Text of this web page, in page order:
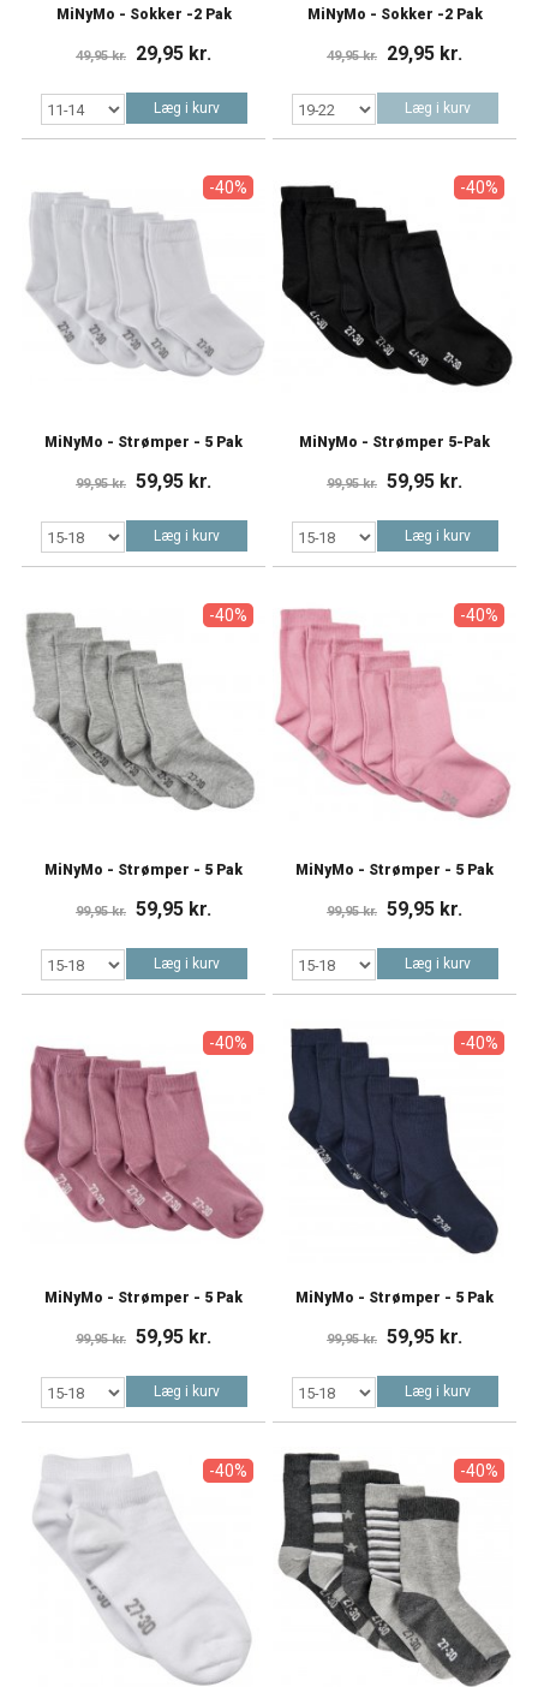
MiNyMo - Sokker -2 Pak
49,95 kr. 29,95 kr.
Læg i kurv
MiNyMo - Sokker -2 Pak
49,95 kr. 29,95 kr.
Læg i kurv
-40%
MiNyMo - Strømper - 5 Pak
99,95 kr. 59,95 kr.
Læg i kurv
-40%
MiNyMo - Strømper 5-Pak
99,95 kr. 59,95 kr.
Læg i kurv
-40%
MiNyMo - Strømper - 5 Pak
99,95 kr. 59,95 kr.
Læg i kurv
-40%
MiNyMo - Strømper - 5 Pak
99,95 kr. 59,95 kr.
Læg i kurv
-40%
MiNyMo - Strømper - 5 Pak
99,95 kr. 59,95 kr.
Læg i kurv
-40%
MiNyMo - Strømper - 5 Pak
99,95 kr. 59,95 kr.
Læg i kurv
-40% -40%